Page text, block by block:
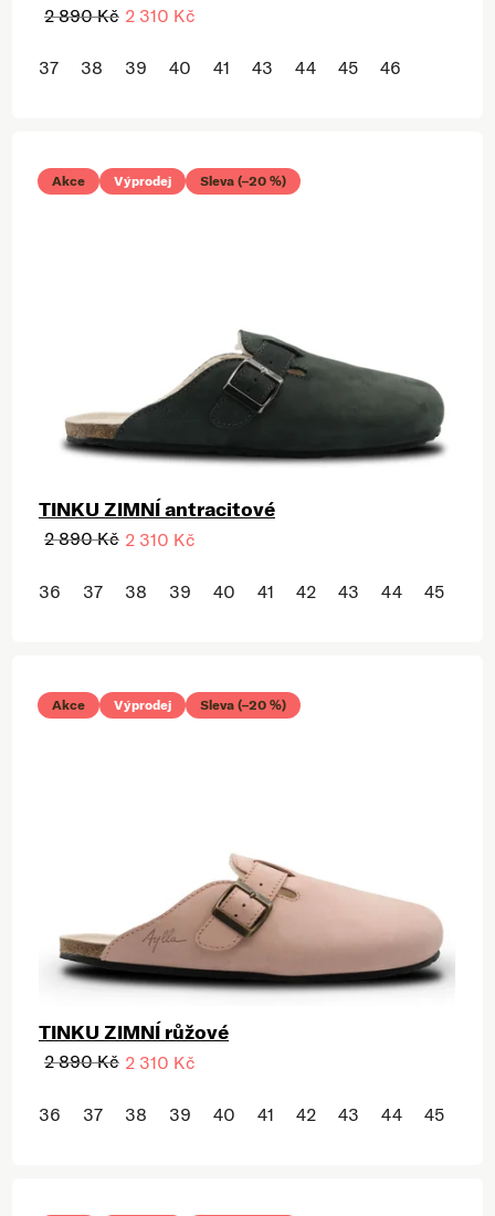
2 890 Kč 2 310 Kč
37 38 39 40 41 43 44 45 46
Akce Výprodej Sleva (–20 %)
TINKU ZIMNÍ antracitové
2 890 Kč 2 310 Kč
36 37 38 39 40 41 42 43 44 45
Akce Výprodej Sleva (–20 %)
TINKU ZIMNÍ růžové
2 890 Kč 2 310 Kč
36 37 38 39 40 41 42 43 44 45